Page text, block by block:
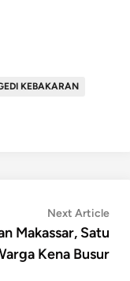
KEBAKARAN
Next ArticleNext
Makassar, Satu
Kena Busur